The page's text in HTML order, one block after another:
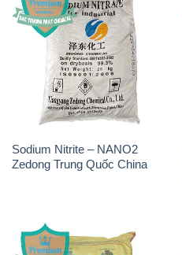
Sodium Nitrite – NANO2
Zedong Trung Quốc China